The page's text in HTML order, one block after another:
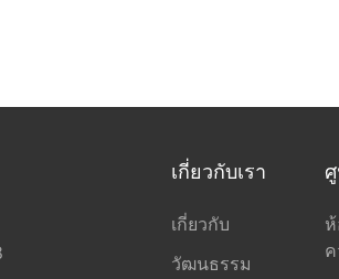
เกี่ยวกับเรา
เกี่ยวกับ
วัฒนธรรม